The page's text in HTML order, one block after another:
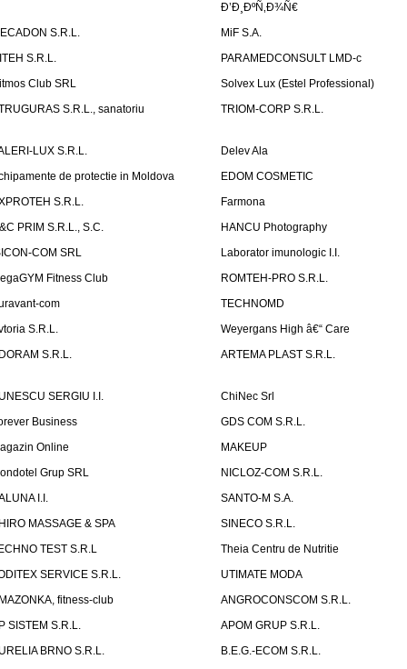
Ð’Ð¸ÐºÑ‚Ð¾Ñ€
S.R.L.
MiF S.A.
S.R.L.
PARAMEDCONSULT LMD-c
Club SRL
Solvex Lux (Estel Professional)
S.R.L., sanatoriu
TRIOM-CORP S.R.L.
LUX S.R.L.
Delev Ala
de protectie in Moldova
EDOM COSMETIC
S.R.L.
Farmona
PRIM S.R.L., S.C.
HANCU Photography
COM SRL
Laborator imunologic I.I.
Fitness Club
ROMTEH-PRO S.R.L.
com
TECHNOMD
S.R.L.
Weyergans High â€“ Care
S.R.L.
ARTEMA PLAST S.R.L.
SERGIU I.I.
ChiNec Srl
Business
GDS COM S.R.L.
Online
MAKEUP
Grup SRL
NICLOZ-COM S.R.L.
I.I.
SANTO-M S.A.
MASSAGE & SPA
SINECO S.R.L.
TEST S.R.L
Theia Centru de Nutritie
SERVICE S.R.L.
UTIMATE MODA
fitness-club
ANGROCONSCOM S.R.L.
SISTEM S.R.L.
APOM GRUP S.R.L.
BRNO S.R.L.
B.E.G.-ECOM S.R.L.